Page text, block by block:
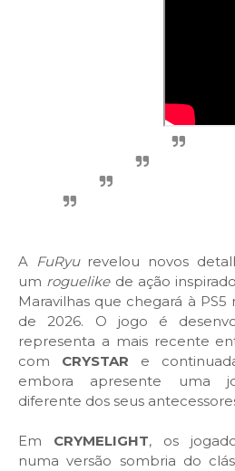
A FuRyu revelou novos
um roguelike de ação
Maravilhas que chegará à
de 2026. O jogo é
representa a mais recente
com CRYSTAR e
embora apresente uma
diferente dos seus
Em CRYMELIGHT, os
numa versão sombria do